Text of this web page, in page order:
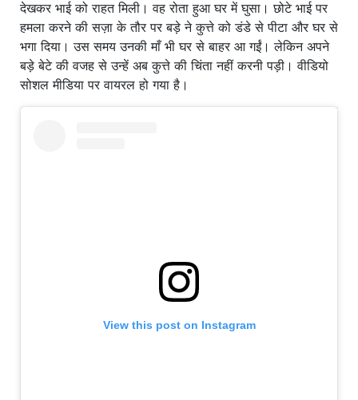
देखकर भाई को राहत मिली। वह रोता हुआ घर में घुसा। छोटे भाई पर
हमला करने की सज़ा के तौर पर बड़े ने कुत्ते को डंडे से पीटा और घर से
भगा दिया। उस समय उनकी माँ भी घर से बाहर आ गईं। लेकिन अपने
बड़े बेटे की वजह से उन्हें अब कुत्ते की चिंता नहीं करनी पड़ी। वीडियो
सोशल मीडिया पर वायरल हो गया है।
View this post on Instagram